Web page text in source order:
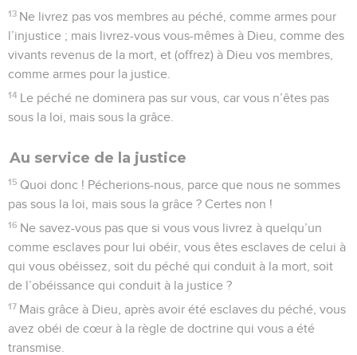
13 Ne livrez pas vos membres au péché, comme armes pour
l’injustice ; mais livrez-vous vous-mêmes à Dieu, comme des
vivants revenus de la mort, et (offrez) à Dieu vos membres,
comme armes pour la justice.
14 Le péché ne dominera pas sur vous, car vous n’êtes pas
sous la loi, mais sous la grâce.
Au service de la justice
15 Quoi donc ! Pécherions-nous, parce que nous ne sommes
pas sous la loi, mais sous la grâce ? Certes non !
16 Ne savez-vous pas que si vous vous livrez à quelqu’un
comme esclaves pour lui obéir, vous êtes esclaves de celui à
qui vous obéissez, soit du péché qui conduit à la mort, soit
de l’obéissance qui conduit à la justice ?
17 Mais grâce à Dieu, après avoir été esclaves du péché, vous
avez obéi de cœur à la règle de doctrine qui vous a été
transmise.